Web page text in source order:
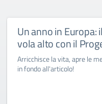
Un anno in
vola alto con il
Arricchisce la vita, apre le
in fondo all'articolo!